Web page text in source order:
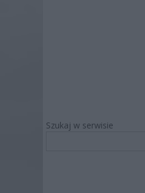
Szukaj w serwisie